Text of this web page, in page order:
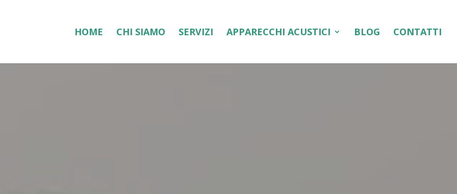
HOME CHI SIAMO SERVIZI APPARECCHI ACUSTICI BLOG CONTATTI